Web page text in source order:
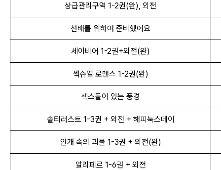
상급관리구역 1-2권(완), 외전
선배를 위하여 준비했어요
세이비어 1-2권+외전(완)
섹슈얼 로맨스 1-2권(완)
섹스돌이 있는 풍경
솔티러스트 1-3권 + 외전 + 해피눅스데이
안개 속의 괴물 1-3권 + 외전(완)
알리페르 1-6권 + 외전